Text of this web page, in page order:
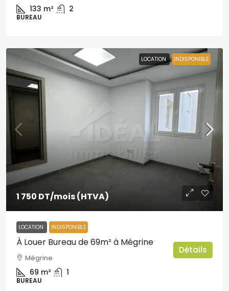
133 m² 2
BUREAU
LOCATION INDISPONIBLE
1 750 DT/mois (HTVA)
LOCATION INDISPONIBLE
À Louer Bureau de 69m² à Mégrine
Mégrine
69 m² 1
BUREAU
Détails